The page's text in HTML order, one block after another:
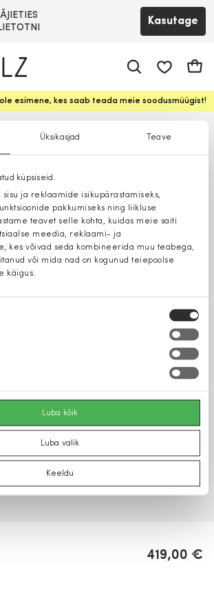
Üksikasjad Teave
küpsiseid.
sisu ja reklaamide isikupärastamiseks,
pakkumiseks ning liikluse
teavet selle kohta, kuidas meie saiti
meedia, reklaami- ja
kes võivad seda kombineerida muu teabega,
või mida nad on kogunud teiepoolse
käigus.
Luba kõik
Luba valik
Keeldu
Kasutage
esimene, kes saab teada meie soodusmüügist!
419,00 €